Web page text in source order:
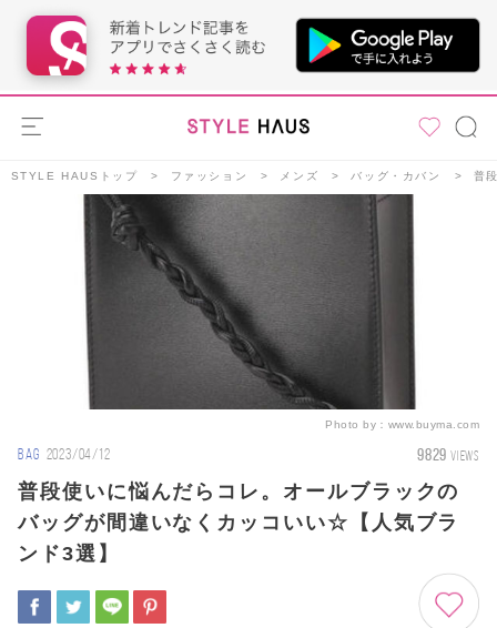
STYLE HAUSトップ ファッション メンズ バッグ・カバン 普
Photo by： www.buyma.com
BAG 2023/04/12 9829 VIEWS
普段使いに悩んだらコレ。オールブラックの
バッグが間違いなくカッコいい☆【人気ブラ
ンド3選】